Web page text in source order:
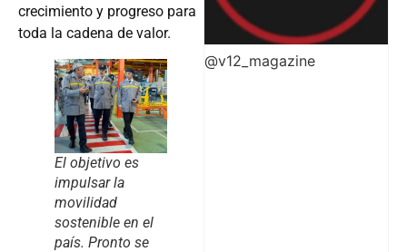
crecimiento y progreso para
toda la cadena de valor.
El objetivo es
impulsar la
movilidad
sostenible en el
país. Pronto se
@v12_magazine